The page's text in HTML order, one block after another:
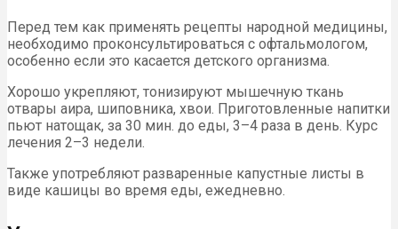
Перед тем как применять рецепты народной медицины,
необходимо проконсультироваться с офтальмологом,
особенно если это касается детского организма.
Хорошо укрепляют, тонизируют мышечную ткань
отвары аира, шиповника, хвои. Приготовленные напитки
пьют натощак, за 30 мин. до еды, 3–4 раза в день. Курс
лечения 2–3 недели.
Также употребляют разваренные капустные листы в
виде кашицы во время еды, ежедневно.